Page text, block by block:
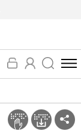
전
체
뉴
보
기